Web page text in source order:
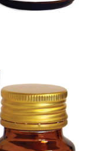
کپسول